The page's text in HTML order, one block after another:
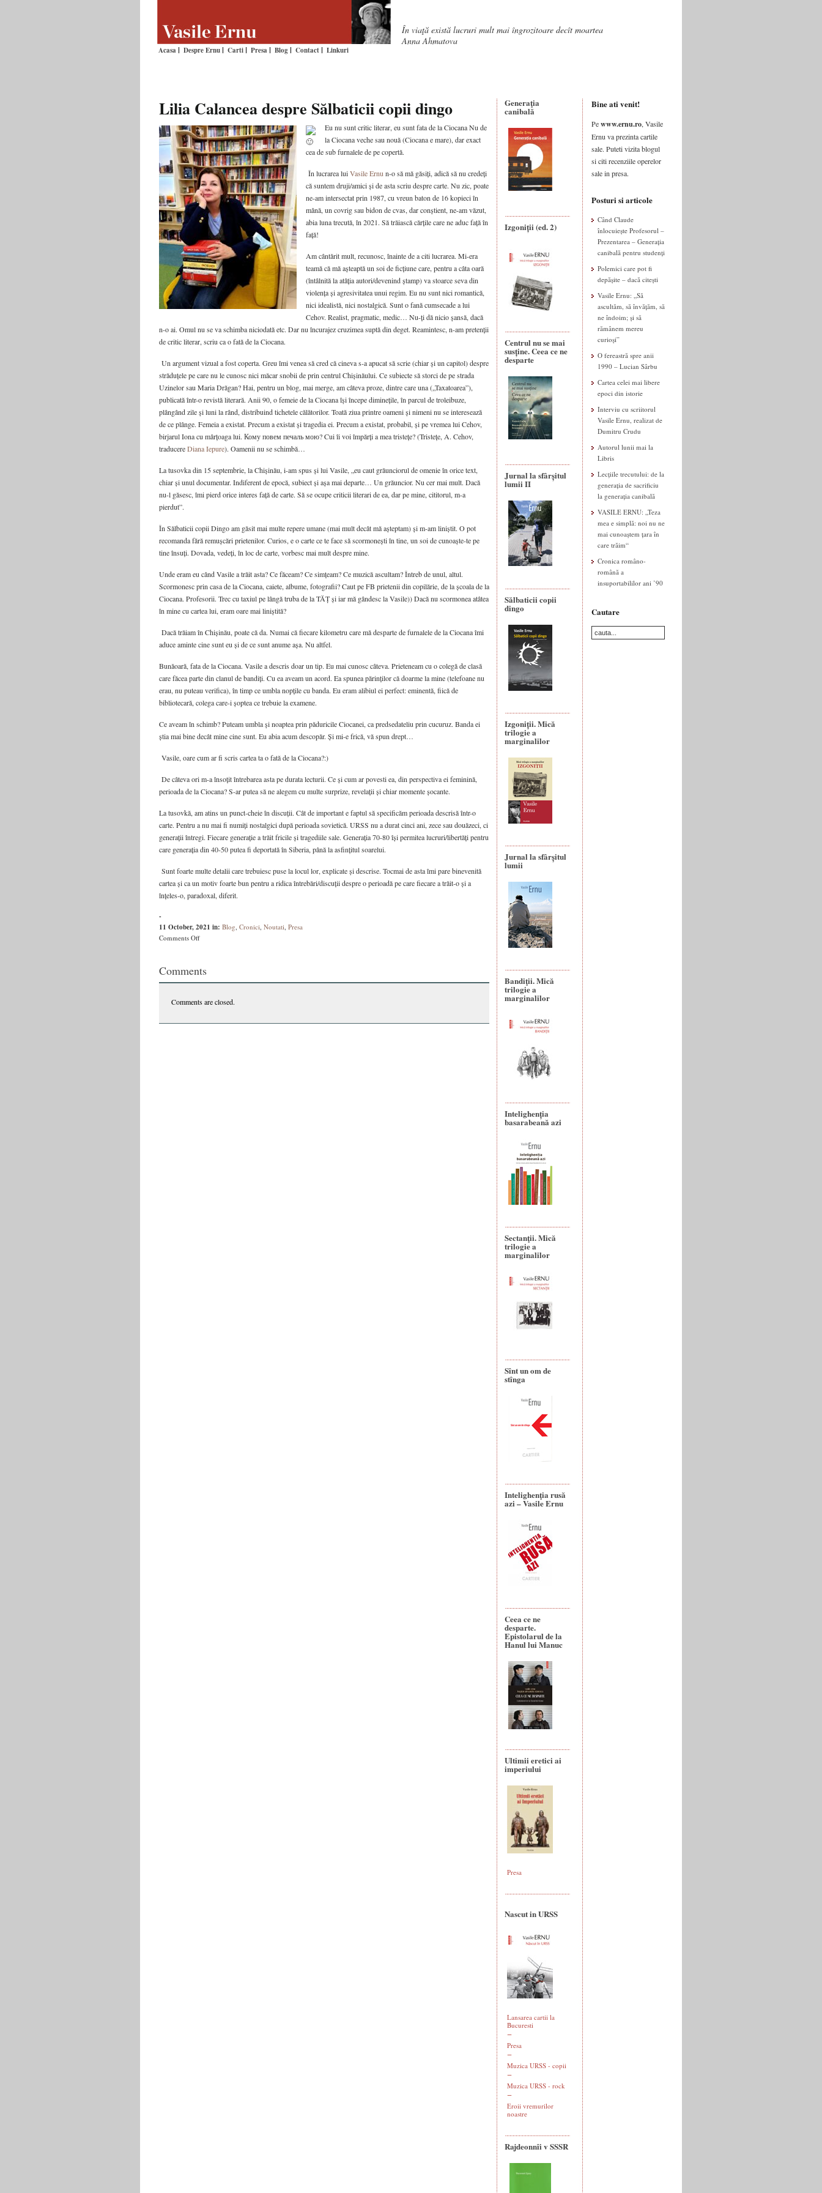
Acasa Despre Ernu Carti Presa Blog Contact Linkuri
În viaţă există lucruri mult mai îngrozitoare decît moartea
Anna Ahmatova
Lilia Calancea despre Sălbaticii copii dingo
Eu nu sunt critic literar, eu sunt fata de la CiocanaNu de
la Ciocana veche sau nouă (Ciocana e mare), dar exact
cea de sub furnalele de pe copertă.
În lucrarea luiVasile Ernu n-o să mă găsiți, adică să nu credeți
că suntem druji/amici și de asta scriu despre carte. Nu zic, poate
ne-am intersectat prin 1987, cu vreun baton de 16 kopieci în
mână, un covrig sau bidon de cvas, dar conștient, ne-am văzut,
abia luna trecută, în 2021. Să trăiască cărțile care ne aduc față în
față!
Am cântărit mult, recunosc, înainte de a citi lucrarea. Mi-era
teamă că mă așteaptă un soi de ficțiune care, pentru a câta oară
(întâlnită la atâția autori/devenind ștamp) va stoarce seva din
violența și agresivitatea unui regim. Eu nu sunt nici romantică,
nici idealistă, nici nostalgică. Sunt o fană cumsecade a lui
Cehov. Realist, pragmatic, medic… Nu-ți dă nicio șansă, dacă
n-o ai. Omul nu se va schimba niciodată etc. Dar nu încurajez cruzimea suptă din deget. Reamintesc, n-am pretenții
de critic literar, scriu ca o fată de la Ciocana.
Un argument vizual a fost coperta. Greu îmi venea să cred că cineva s-a apucat să scrie (chiar și un capitol) despre
străduțele pe care nu le cunosc nici măcar snobii de prin centrul Chișinăului. Ce subiecte să storci de pe strada
Uzinelor sau Maria Drăgan? Hai, pentru un blog, mai merge, am câteva proze, dintre care una („Taxatoarea”),
publicată într-o revistă literară. Anii 90, o femeie de la Ciocana își începe diminețile, în parcul de troleibuze,
plângând zile și luni la rând, distribuind tichetele călătorilor. Toată ziua printre oameni și nimeni nu se interesează
de ce plânge. Femeia a existat. Precum a existat și tragedia ei. Precum a existat, probabil, și pe vremea lui Cehov,
birjarul Iona cu mârțoaga lui. Кому повем печаль мою? Cui îi voi împărți a mea tristețe? (Tristețe, A. Cehov,
traducereDiana Iepure). Oamenii nu se schimbă…
La tusovka din 15 septembrie, la Chișinău, i-am spus și lui Vasile, „eu caut grăunciorul de omenie în orice text,
chiar și unul documentar. Indiferent de epocă, subiect și așa mai departe… Un grăuncior. Nu cer mai mult. Dacă
nu-l găsesc, îmi pierd orice interes față de carte. Să se ocupe criticii literari de ea, dar pe mine, cititorul, m-a
pierdut”.
În Sălbaticii copii Dingo am găsit mai multe repere umane (mai mult decât mă așteptam) și m-am liniștit. O pot
recomanda fără remușcări prietenilor. Curios, e o carte ce te face să scormonești în tine, un soi de cunoaște-te pe
tine însuți. Dovada, vedeți, în loc de carte, vorbesc mai mult despre mine.
Unde eram eu când Vasile a trăit asta? Ce făceam? Ce simțeam? Ce muzică ascultam? Întreb de unul, altul.
Scormonesc prin casa de la Ciocana, caiete, albume, fotografii? Caut pe FB prietenii din copilărie, de la școala de la
Ciocana. Profesorii. Trec cu taxiul pe lângă truba de la TĂȚ și iar mă gândesc la Vasile)) Dacă nu scormonea atâtea
în mine cu cartea lui, eram oare mai liniștită?
Dacă trăiam în Chișinău, poate că da. Numai că fiecare kilometru care mă desparte de furnalele de la Ciocana îmi
aduce aminte cine sunt eu și de ce sunt anume așa. Nu altfel.
Bunăoară, fata de la Ciocana. Vasile a descris doar un tip. Eu mai cunosc câteva. Prieteneam cu o colegă de clasă
care făcea parte din clanul de bandiți. Cu ea aveam un acord. Ea spunea părinților că doarme la mine (telefoane nu
erau, nu puteau verifica), în timp ce umbla nopțile cu banda. Eu eram alibiul ei perfect: eminentă, fiică de
bibliotecară, colega care-i șoptea ce trebuie la examene.
Ce aveam în schimb? Puteam umbla și noaptea prin păduricile Ciocanei, ca predsedateliu prin cucuruz. Banda ei
știa mai bine decât mine cine sunt. Eu abia acum descopăr. Și mi-e frică, vă spun drept…
Vasile, oare cum ar fi scris cartea ta o fată de la Ciocana?:)
De câteva ori m-a însoțit întrebarea asta pe durata lecturii. Ce și cum ar povesti ea, din perspectiva ei feminină,
perioada de la Ciocana? S-ar putea să ne alegem cu multe surprize, revelații și chiar momente șocante.
La tusovkă, am atins un punct-cheie în discuții. Cât de important e faptul să specificăm perioada descrisă într-o
carte. Pentru a nu mai fi numiți nostalgici după perioada sovietică. URSS nu a durat cinci ani, zece sau douăzeci, ci
generații întregi. Fiecare generație a trăit fricile și tragediile sale. Generația 70-80 își permitea lucruri/libertăți pentru
care generația din 40-50 putea fi deportată în Siberia, până la asfințitul soarelui.
Sunt foarte multe detalii care trebuiesc puse la locul lor, explicate și descrise. Tocmai de asta îmi pare binevenită
cartea și ca un motiv foarte bun pentru a ridica întrebări/discuții despre o perioadă pe care fiecare a trăit-o și a
înțeles-o, paradoxal, diferit.
-
11 October, 2021 in: Blog, Cronici, Noutati, Presa
Comments Offon
despre
Sălbaticii
dingo
Comments
Comments are closed.
Generaţia
canibală
Izgoniții (ed. 2)
Centrul nu se mai
susține. Ceea ce ne
desparte
Jurnal la sfârșitul
lumii II
Sălbaticii copii
dingo
Izgoniții. Mică
trilogie a
marginalilor
Jurnal la sfârșitul
lumii
Bandiţii. Mică
trilogie a
marginalilor
Intelighenția
basarabeană azi
Sectanţii. Mică
trilogie a
marginalilor
Sînt un om de
stînga
Intelighenţia rusă
azi – Vasile Ernu
Ceea ce ne
desparte.
Epistolarul de la
Hanul lui Manuc
Ultimii eretici ai
imperiului
Presa
Nascut in URSS
Lansarea cartii la
Bucuresti
Presa
Muzica URSS - copii
Muzica URSS - rock
Eroii vremurilor
noastre
Rajdeonnîi v SSSR
Bine ati venit!
Pewww.ernu.ro, Vasile
Ernu va prezinta cartile
sale. Puteti vizita blogul
si citi recenziile operelor
sale in presa.
Posturi si articole
Când Claude
înlocuiește Profesorul –
Prezentarea – Generația
canibală pentru studenți
Polemici care pot fi
depășite – dacă citești
Vasile Ernu: „Să
ascultăm, să învățăm, să
ne îndoim; și să
rămânem mereu
curioși”
O fereastră spre anii
1990 – Lucian Sârbu
Cartea celei mai libere
epoci din istorie
Interviu cu scriitorul
Vasile Ernu, realizat de
Dumitru Crudu
Autorul lunii mai la
Libris
Lecțiile trecutului: de la
generația de sacrificiu
la generația canibală
VASILE ERNU: „Teza
mea e simplă: noi nu ne
mai cunoaștem țara în
care trăim“
Cronica româno-
română a
insuportabililor ani ’90
Cautare